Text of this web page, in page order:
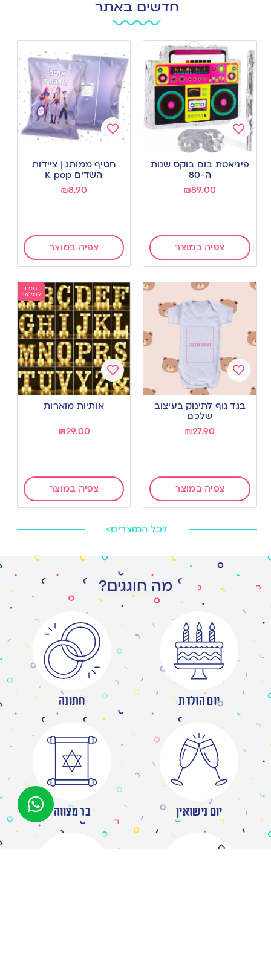
חדשים באתר
Add
to
wishlist
פיניאטת בום בוקס שנות
ה-80
₪89.00
צפיה במוצר
wishlist
חטיף ממותג | ציידות
השדים K pop
₪8.90
צפיה במוצר
to
wishlist
בגד גוף לתינוק בעיצוב
שלכם
₪27.90
צפיה במוצר
חזרו
למלאי!
Add
wishlist
אותיות מוארות
₪29.00
צפיה במוצר
לכל המוצרים>
מה חוגגים?
יום הולדת חתונה
יום נישואין בר מצווה